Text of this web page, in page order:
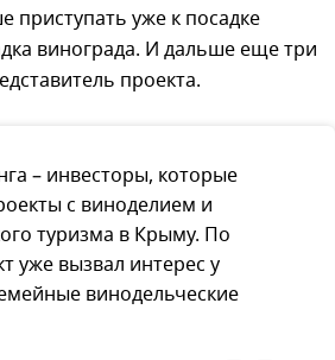
приступать уже к посадке
винограда. И дальше еще три
проекта.
– инвесторы, которые
с виноделием и
туризма в Крыму. По
уже вызвал интерес у
винодельческие